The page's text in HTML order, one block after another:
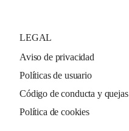
LEGAL
Aviso de privacidad
Políticas de usuario
Código de conducta y quejas
Política de cookies